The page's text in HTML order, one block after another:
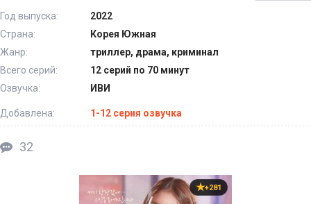
Год выпуска:
2022
Страна:
Корея Южная
Жанр:
триллер, драма, криминал
Всего серий:
12 серий по 70 минут
Озвучка:
ИВИ
Добавлена: 1-12 серия озвучка
32
+281